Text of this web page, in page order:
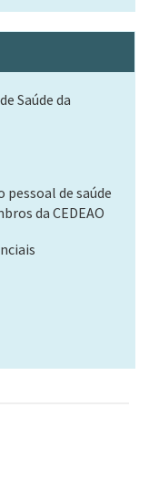
Saúde da
de saúde
da CEDEAO